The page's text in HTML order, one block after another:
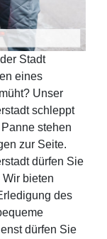
Stadt
eines
Unser
schleppt
stehen
zur Seite.
dürfen Sie
bieten
des
dürfen Sie